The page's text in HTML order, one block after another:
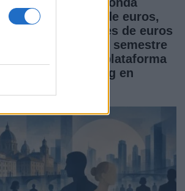
puente de 1 millón de euros,
los 5 millones de euros
de ARR en el primer semestre
de 2026 y lanza su plataforma
de Creator Marketing en